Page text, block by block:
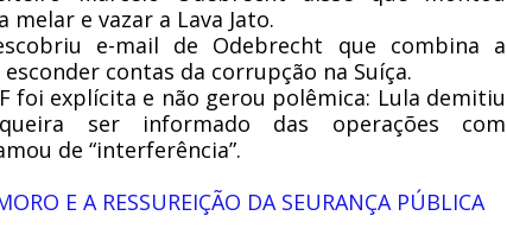
e vazar a Lava Jato.
e-mail de Odebrecht que combina a
contas da corrupção na Suíça.
foi explícita e não gerou polêmica: Lula demitiu
ser informado das operações com
de “interferência”.
E A RESSUREIÇÃO DA SEURANÇA PÚBLICA